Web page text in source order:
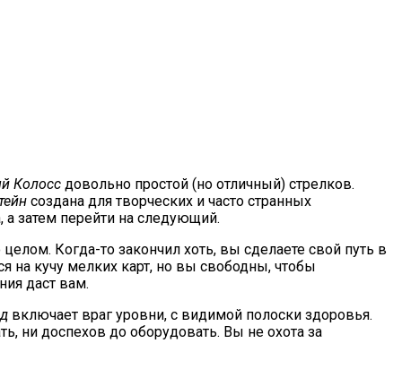
Колосс довольно простой (но отличный) стрелков.
создана для творческих и часто странных
а затем перейти на следующий.
Когда-то закончил хоть, вы сделаете свой путь в
на кучу мелких карт, но вы свободны, чтобы
даст вам.
включает враг уровни, с видимой полоски здоровья.
ни доспехов до оборудовать. Вы не охота за